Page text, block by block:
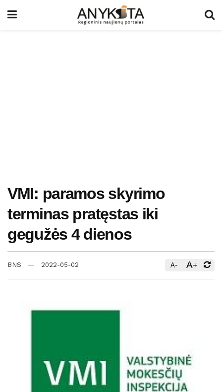
VMI: paramos skyrimo
terminas pratęstas iki
gegužės 4 dienos
BNS 2022-05-02 A- A+